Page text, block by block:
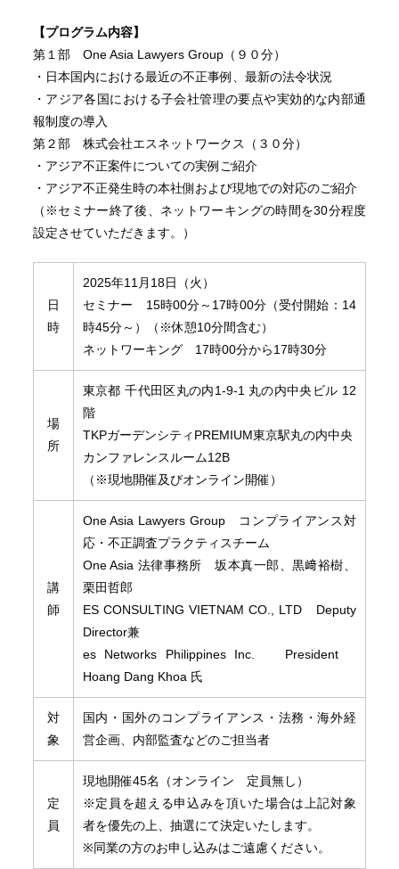
【プログラム内容】
第１部 One Asia Lawyers Group（９０分）
・日本国内における最近の不正事例、最新の法令状況
・アジア各国における子会社管理の要点や実効的な内部通
報制度の導入
第２部 株式会社エスネットワークス（３０分）
・アジア不正案件についての実例ご紹介
・アジア不正発生時の本社側および現地での対応のご紹介
（※セミナー終了後、ネットワーキングの時間を30分程度
設定させていただきます。）
日
時
2025年11月18日（火）
セミナー 15時00分～17時00分（受付開始：14
時45分～）（※休憩10分間含む）
ネットワーキング 17時00分から17時30分
場
所
東京都 千代田区丸の内1-9-1 丸の内中央ビル 12
階
TKPガーデンシティPREMIUM東京駅丸の内中央
カンファレンスルーム12B
（※現地開催及びオンライン開催）
講
師
One Asia Lawyers Group コンプライアンス対
応・不正調査プラクティスチーム
One Asia 法律事務所 坂本真一郎、黒﨑裕樹、
栗田哲郎
ES CONSULTING VIETNAM CO., LTD Deputy
Director兼
es Networks Philippines Inc. President
Hoang Dang Khoa 氏
対
象
国内・国外のコンプライアンス・法務・海外経
営企画、内部監査などのご担当者
定
員
現地開催45名（オンライン 定員無し）
※定員を超える申込みを頂いた場合は上記対象
者を優先の上、抽選にて決定いたします。
※同業の方のお申し込みはご遠慮ください。